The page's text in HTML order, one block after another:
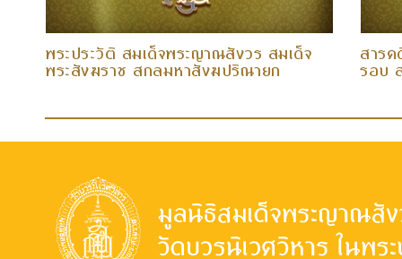
พระประวัติ สมเด็จพระญาณสังวร สมเด็จ
พระสังฆราช สกลมหาสังฆปริณายก
สาร
รอบ